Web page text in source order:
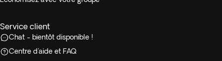
Service client
Chat - bientôt disponible !
Centre d'aide et FAQ